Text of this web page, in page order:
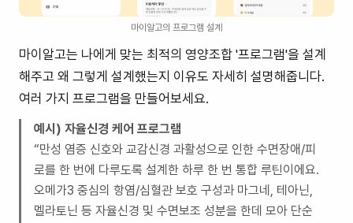
마이알고의 프로그램 설계
마이알고는 나에게 맞는 최적의 영양조합 '프로그램'을 설계
해주고 왜 그렇게 설계했는지 이유도 자세히 설명해줍니다.
여러 가지 프로그램을 만들어보세요.
예시) 자율신경 케어 프로그램
“만성 염증 신호와 교감신경 과활성으로 인한 수면장애/피
로를 한 번에 다루도록 설계한 하루 한 번 통합 루틴이에요.
오메가3 중심의 항염/심혈관 보호 구성과 마그네, 테아닌,
멜라토닌 등 자율신경 및 수면보조 성분을 한데 모아 단순